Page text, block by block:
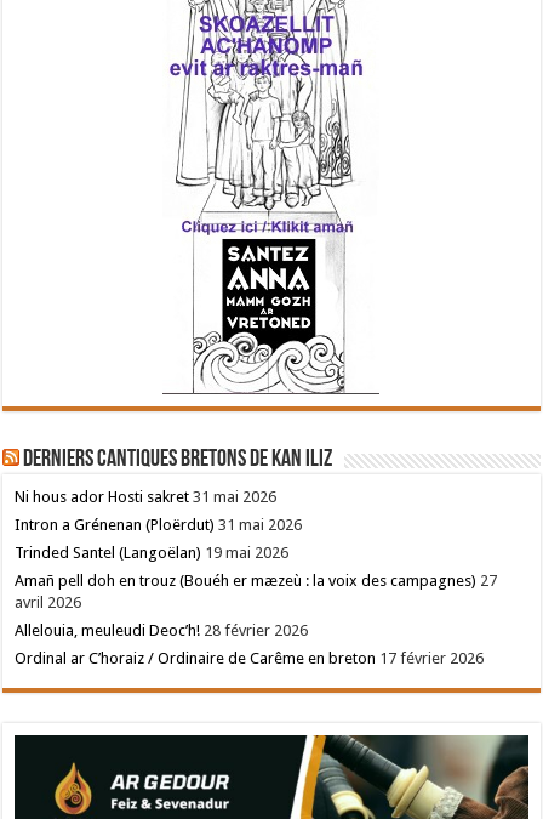
Derniers cantiques bretons de Kan Iliz
Ni hous ador Hosti sakret 31 mai 2026
Intron a Grénenan (Ploërdut) 31 mai 2026
Trinded Santel (Langoëlan) 19 mai 2026
Amañ pell doh en trouz (Bouéh er mæzeù : la voix des campagnes) 27
avril 2026
Allelouia, meuleudi Deoc’h! 28 février 2026
Ordinal ar C’horaiz / Ordinaire de Carême en breton 17 février 2026